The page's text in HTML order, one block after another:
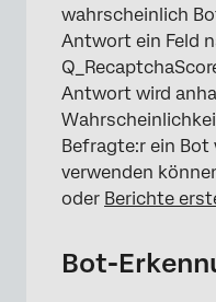
wahrscheinlich
Antwort ein Feld
Antwort wird
Befragte:r ein Bot
verwenden
oder Berichte
Bot-